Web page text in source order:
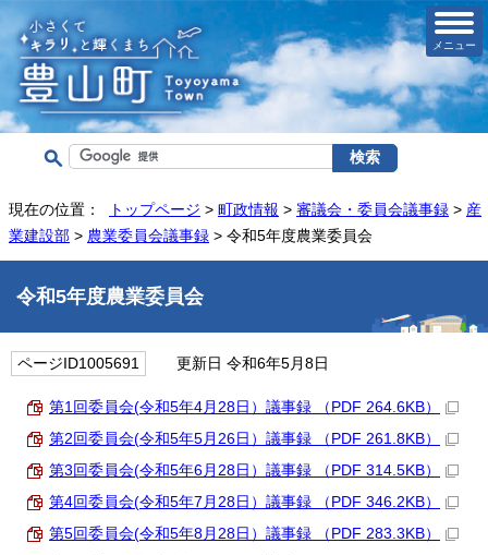
メニュー
現在の位置： トップページ > 町政情報 > 審議会・委員会議事録 > 産
業建設部 > 農業委員会議事録 > 令和5年度農業委員会
令和5年度農業委員会
ページID1005691 更新日 令和6年5月8日
第1回委員会(令和5年4月28日）議事録 （PDF 264.6KB）
第2回委員会(令和5年5月26日）議事録 （PDF 261.8KB）
第3回委員会(令和5年6月28日）議事録 （PDF 314.5KB）
第4回委員会(令和5年7月28日）議事録 （PDF 346.2KB）
第5回委員会(令和5年8月28日）議事録 （PDF 283.3KB）